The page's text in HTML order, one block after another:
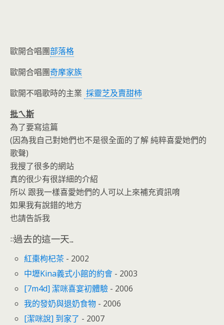
歐開合唱團部落格
歐開合唱團奇摩家族
歐開不唱歌時的主業 採靈芝及賣甜柿
批ㄟ斯
為了要寫這篇
(因為我自己對她們也不是很全面的了解 純粹喜愛她們的
歌聲)
我搜了很多的網站
真的很少有很詳細的介紹
所以 跟我一樣喜愛她們的人可以上來補充資訊唷
如果我有說錯的地方
也請告訴我
::過去的這一天...
紅棗枸杞茶 - 2002
中壢Kina義式小館的約會 - 2003
[7m4d] 潔咪喜宴初體驗 - 2006
我的發奶與退奶食物 - 2006
[潔咪說] 到家了 - 2007